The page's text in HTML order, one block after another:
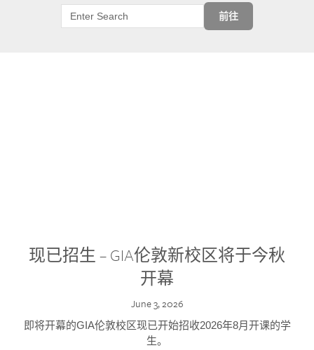
前往
现已招生 – GIA伦敦新校区将于今秋
开幕
June 3, 2026
即将开幕的GIA伦敦校区现已开始招收2026年8月开课的学
生。